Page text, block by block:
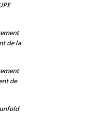
de la
de